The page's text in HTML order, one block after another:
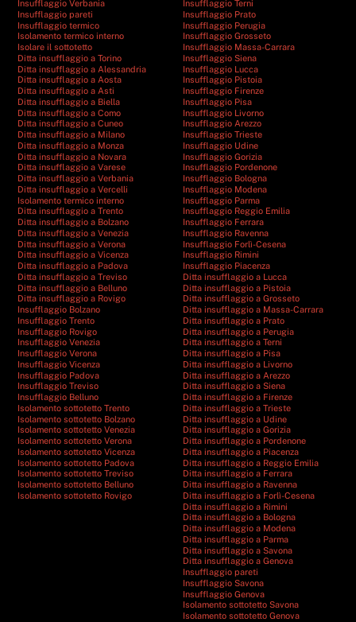
Insufflaggio Verbania
Insufflaggio pareti
Insufflaggio termico
Isolamento termico interno
Isolare il sottotetto
Ditta insufflaggio a Torino
Ditta insufflaggio a Alessandria
Ditta insufflaggio a Aosta
Ditta insufflaggio a Asti
Ditta insufflaggio a Biella
Ditta insufflaggio a Como
Ditta insufflaggio a Cuneo
Ditta insufflaggio a Milano
Ditta insufflaggio a Monza
Ditta insufflaggio a Novara
Ditta insufflaggio a Varese
Ditta insufflaggio a Verbania
Ditta insufflaggio a Vercelli
Isolamento termico interno
Ditta insufflaggio a Trento
Ditta insufflaggio a Bolzano
Ditta insufflaggio a Venezia
Ditta insufflaggio a Verona
Ditta insufflaggio a Vicenza
Ditta insufflaggio a Padova
Ditta insufflaggio a Treviso
Ditta insufflaggio a Belluno
Ditta insufflaggio a Rovigo
Insufflaggio Bolzano
Insufflaggio Trento
Insufflaggio Rovigo
Insufflaggio Venezia
Insufflaggio Verona
Insufflaggio Vicenza
Insufflaggio Padova
Insufflaggio Treviso
Insufflaggio Belluno
Isolamento sottotetto Trento
Isolamento sottotetto Bolzano
Isolamento sottotetto Venezia
Isolamento sottotetto Verona
Isolamento sottotetto Vicenza
Isolamento sottotetto Padova
Isolamento sottotetto Treviso
Isolamento sottotetto Belluno
Isolamento sottotetto Rovigo
Insufflaggio Terni
Insufflaggio Prato
Insufflaggio Perugia
Insufflaggio Grosseto
Insufflaggio Massa-Carrara
Insufflaggio Siena
Insufflaggio Lucca
Insufflaggio Pistoia
Insufflaggio Firenze
Insufflaggio Pisa
Insufflaggio Livorno
Insufflaggio Arezzo
Insufflaggio Trieste
Insufflaggio Udine
Insufflaggio Gorizia
Insufflaggio Pordenone
Insufflaggio Bologna
Insufflaggio Modena
Insufflaggio Parma
Insufflaggio Reggio Emilia
Insufflaggio Ferrara
Insufflaggio Ravenna
Insufflaggio Forlì-Cesena
Insufflaggio Rimini
Insufflaggio Piacenza
Ditta insufflaggio a Lucca
Ditta insufflaggio a Pistoia
Ditta insufflaggio a Grosseto
Ditta insufflaggio a Massa-Carrara
Ditta insufflaggio a Prato
Ditta insufflaggio a Perugia
Ditta insufflaggio a Terni
Ditta insufflaggio a Pisa
Ditta insufflaggio a Livorno
Ditta insufflaggio a Arezzo
Ditta insufflaggio a Siena
Ditta insufflaggio a Firenze
Ditta insufflaggio a Trieste
Ditta insufflaggio a Udine
Ditta insufflaggio a Gorizia
Ditta insufflaggio a Pordenone
Ditta insufflaggio a Piacenza
Ditta insufflaggio a Reggio Emilia
Ditta insufflaggio a Ferrara
Ditta insufflaggio a Ravenna
Ditta insufflaggio a Forlì-Cesena
Ditta insufflaggio a Rimini
Ditta insufflaggio a Bologna
Ditta insufflaggio a Modena
Ditta insufflaggio a Parma
Ditta insufflaggio a Savona
Ditta insufflaggio a Genova
Insufflaggio pareti
Insufflaggio Savona
Insufflaggio Genova
Isolamento sottotetto Savona
Isolamento sottotetto Genova